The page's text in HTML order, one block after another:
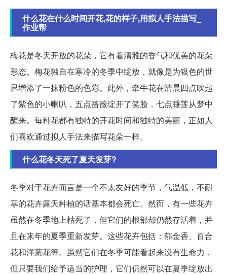
什么花在什么时间开花,花的样子,用拟人手法描写_
作业帮
梅花是冬天开放的花朵，它有着清雅的香气和优美的花朵
形态。梅花独自在寒冷的冬季中绽放，就像是为银色的世
界增添了一抹粉色的色彩。此外，牵牛花在清晨四点吹起
了紫色的小喇叭，五点蔷薇绽开了笑脸，七点睡莲从梦中
醒来。每种花都有独特的开花时间和独特的美丽，正如人
们喜欢通过拟人手法来描写花朵一样。
什么花冬天死了夏天发芽?
冬季对于花卉而言是一个不太友好的季节，气温低，不耐
寒的花卉露天种植的话基本都会死亡。然而，有一些花卉
虽然在冬季地上枯死了，但它们的根部却仍然存活着，并
且在来年的夏季重新发芽。这些花卉包括：郁金香、百合
花和洋葱花等。虽然它们在冬季可能看起来没有生命力，
但只要我们给予适当的护理，它们仍然可以在夏季绽放出